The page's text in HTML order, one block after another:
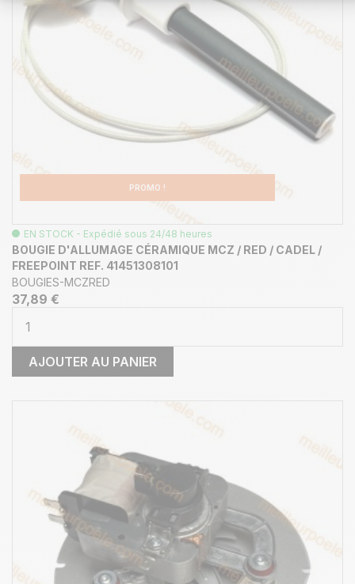
PROMO !
EN STOCK - Expédié sous 24/48 heures
BOUGIE D'ALLUMAGE CÉRAMIQUE MCZ / RED / CADEL /
FREEPOINT REF. 41451308101
BOUGIES-MCZRED
37,89 €
AJOUTER AU PANIER